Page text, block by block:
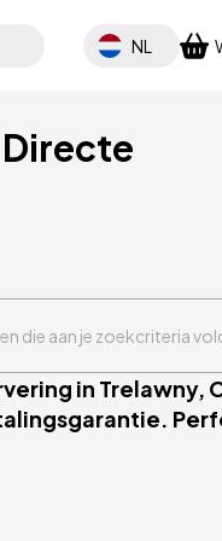
Select your
NL
die aan je zoekcriteria
in